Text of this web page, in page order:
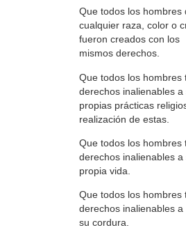
Que todos los hombres
cualquier raza, color o
fueron creados con los
mismos derechos.
Que todos los hombres
derechos inalienables a
propias prácticas
realización de estas.
Que todos los hombres
derechos inalienables a
propia vida.
Que todos los hombres
derechos inalienables a
su cordura.